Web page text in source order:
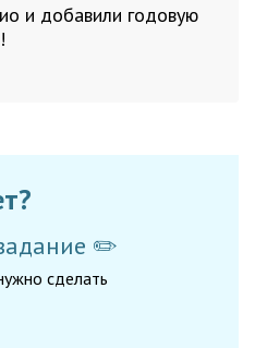
и добавили годовую
✏️
сделать